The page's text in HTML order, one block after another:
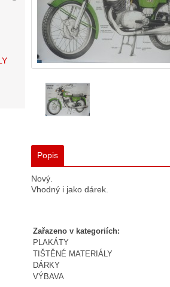
Popis
Nový.
Vhodný i jako dárek.
Zařazeno v kategoriích:
PLAKÁTY
TIŠTĚNÉ MATERIÁLY
DÁRKY
VÝBAVA